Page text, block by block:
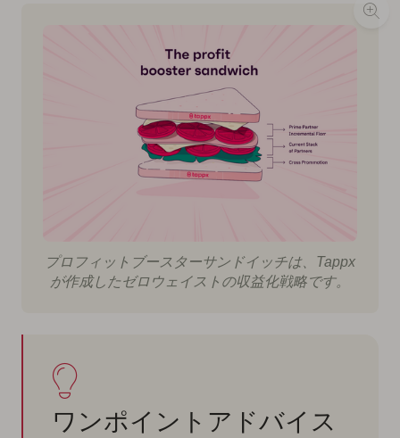
プロフィットブースターサンドイッチは、Tappx
が作成したゼロウェイストの収益化戦略です。
ワンポイントアドバイス